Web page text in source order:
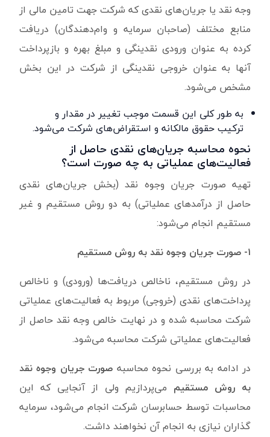
وجه نقد یا جریان‌های نقدی که شرکت جهت تامین مالی از
منابع مختلف (صاحبان سرمایه و وام‌دهندگان) دریافت
کرده به عنوان ورودی نقدینگی و مبلغ بهره و بازپرداخت
آنها به عنوان خروجی نقدینگی از شرکت در این بخش
مشخص می‌شود.
به طور کلی این قسمت موجب تغییر در مقدار و
ترکیب حقوق مالکانه و استقراض‌های شرکت می‌شود.
نحوه محاسبه جریان‌های نقدی حاصل از
فعالیت‌های عملیاتی به چه صورت است؟
تهیه صورت جریان وجوه نقد (بخش جریان‌های نقدی
حاصل از درآمدهای عملیاتی) به دو روش مستقیم و غیر
مستقیم انجام می‌شود:
۱- صورت جریان وجوه نقد به روش مستقیم
در روش مستقیم، ناخالص دریافت‌ها (ورودی) و ناخالص
پرداخت‌های نقدی (خروجی)‌ مربوط به فعالیت‌های عملیاتی
شرکت محاسبه شده و در نهایت خالص وجه نقد حاصل از
فعالیت‌های عملیاتی شرکت محاسبه می‌شود.
در ادامه به بررسی نحوه محاسبه صورت جریان وجوه نقد
به روش مستقیم می‌پردازیم ولی از آنجایی که این
محاسبات توسط حسابرسان شرکت انجام می‌شود، سرمایه
گذاران نیازی به انجام آن نخواهند داشت.